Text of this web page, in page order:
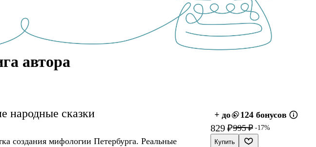
автора
народные сказки + до 124 бонусов
829 ₽995 ₽ -17%
Купить
создания мифологии Петербурга. Реальные